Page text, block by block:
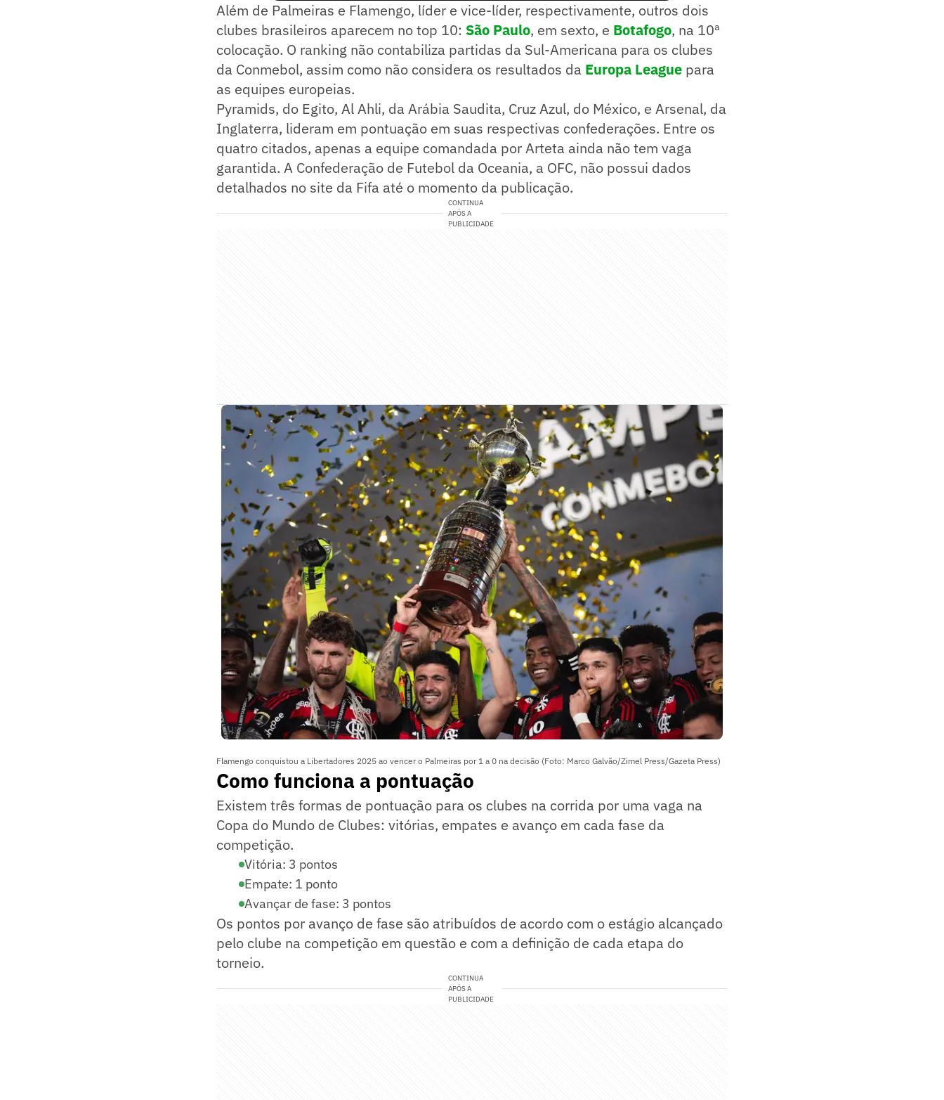
Além de Palmeiras e Flamengo, líder e vice-líder, respectivamente, outros dois
clubes brasileiros aparecem no top 10: São Paulo, em sexto, e Botafogo, na 10ª
colocação. O ranking não contabiliza partidas da Sul-Americana para os clubes
da Conmebol, assim como não considera os resultados da Europa League para
as equipes europeias.
Pyramids, do Egito, Al Ahli, da Arábia Saudita, Cruz Azul, do México, e Arsenal, da
Inglaterra, lideram em pontuação em suas respectivas confederações. Entre os
quatro citados, apenas a equipe comandada por Arteta ainda não tem vaga
garantida. A Confederação de Futebol da Oceania, a OFC, não possui dados
detalhados no site da Fifa até o momento da publicação.
CONTINUA
APÓS A
PUBLICIDADE
Flamengo conquistou a Libertadores 2025 ao vencer o Palmeiras por 1 a 0 na decisão (Foto: Marco Galvão/Zimel Press/Gazeta Press)
Como funciona a pontuação
Existem três formas de pontuação para os clubes na corrida por uma vaga na
Copa do Mundo de Clubes: vitórias, empates e avanço em cada fase da
competição.
Vitória: 3 pontos
Empate: 1 ponto
Avançar de fase: 3 pontos
Os pontos por avanço de fase são atribuídos de acordo com o estágio alcançado
pelo clube na competição em questão e com a definição de cada etapa do
torneio.
CONTINUA
APÓS A
PUBLICIDADE